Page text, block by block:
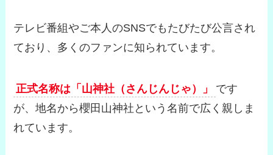
テレビ番組やご本人のSNSでもたびたび公言され
ており、多くのファンに知られています。
正式名称は「山神社（さんじんじゃ）」
です
が、地名から櫻田山神社という名前で広く親しま
れています。